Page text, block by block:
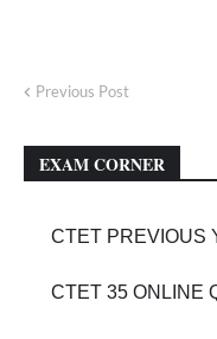
Previous Post
EXAM CORNER
CTET PREVIOUS
CTET 35 ONLINE